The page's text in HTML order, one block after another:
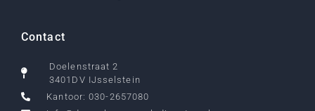
Contact
Doelenstraat 2
3401DV IJsselstein
Kantoor: 030-2657080